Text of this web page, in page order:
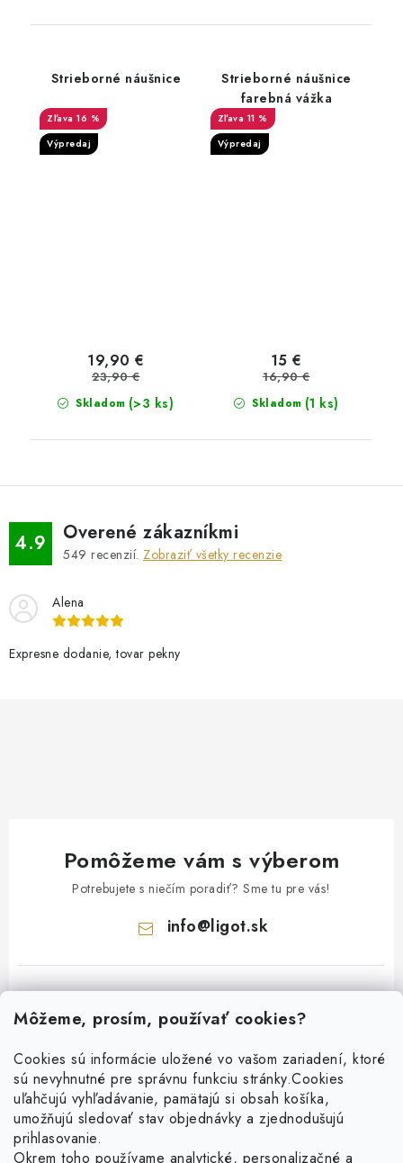
Môžeme, prosím, používať cookies?
Cookies sú informácie uložené vo vašom zariadení, ktoré
sú nevyhnutné pre správnu funkciu stránky.Cookies
uľahčujú vyhľadávanie, pamätajú si obsah košíka,
umožňujú sledovať stav objednávky a zjednodušujú
prihlasovanie.
Okrem toho používame analytické, personalizačné a
Strieborné náušnice
16 %
Výpredaj
Skladom (>3 ks)
19,90 €
23,90 €
Strieborné náušnice
farebná vážka
11 %
Výpredaj
Skladom (1 ks)
15 €
16,90 €
4.9 Overené zákazníkmi
549 recenzií. Zobraziť všetky recenzie
Alena
Expresne dodanie, tovar pekny
Pomôžeme vám s výberom
Potrebujete s niečím poradiť? Sme tu pre vás!
info@ligot.sk